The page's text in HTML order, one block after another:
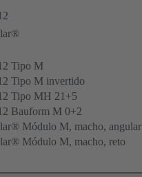
Tipo M
Tipo M invertido
Tipo MH 21+5
Bauform M 0+2
Módulo M, macho, angular
Módulo M, macho, reto